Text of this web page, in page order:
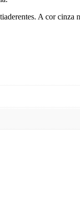
A cor